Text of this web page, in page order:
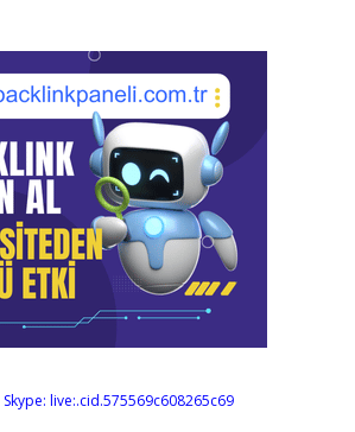
Skype: live:.cid.575569c608265c69